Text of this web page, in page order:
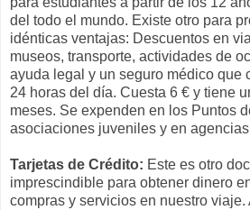
del todo el mundo. Existe otro para
idénticas ventajas: Descuentos en
museos, transporte, actividades de
ayuda legal y un seguro médico que
24 horas del día. Cuesta 6 € y tiene
meses. Se expenden en los Puntos
asociaciones juveniles y en
Tarjetas de Crédito: Este es otro
imprescindible para obtener dinero
compras y servicios en nuestro